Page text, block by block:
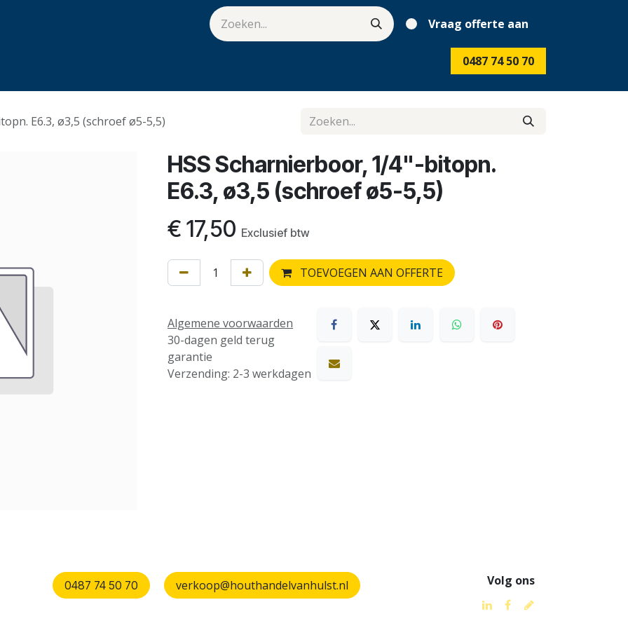
Vraag offerte aan
0487 74 50 70
E6.3, ø3,5 (schroef ø5-5,5)
HSS Scharnierboor, 1/4"-bitopn.
E6.3, ø3,5 (schroef ø5-5,5)
€ 17,50 Exclusief btw
TOEVOEGEN AAN OFFERTE
Algemene voorwaarden
30-dagen geld terug
garantie
Verzending: 2-3 werkdagen
verkoop@houthandelvanhulst.nl Volg ons
0487 74 50 70